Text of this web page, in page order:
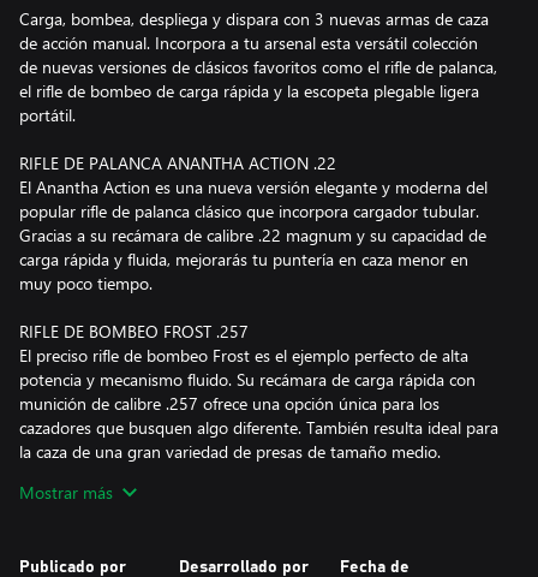
Carga, bombea, despliega y dispara con 3 nuevas armas de caza
de acción manual. Incorpora a tu arsenal esta versátil colección
de nuevas versiones de clásicos favoritos como el rifle de palanca,
el rifle de bombeo de carga rápida y la escopeta plegable ligera
portátil.
RIFLE DE PALANCA ANANTHA ACTION .22
El Anantha Action es una nueva versión elegante y moderna del
popular rifle de palanca clásico que incorpora cargador tubular.
Gracias a su recámara de calibre .22 magnum y su capacidad de
carga rápida y fluida, mejorarás tu puntería en caza menor en
muy poco tiempo.
RIFLE DE BOMBEO FROST .257
El preciso rifle de bombeo Frost es el ejemplo perfecto de alta
potencia y mecanismo fluido. Su recámara de carga rápida con
munición de calibre .257 ofrece una opción única para los
cazadores que busquen algo diferente. También resulta ideal para
la caza de una gran variedad de presas de tamaño medio.
ESCOPETA PLEGABLE GIDDINGS SSC .410 COYOTE
versátil y ligera a tu arsenal que te garantizará una buena
Mostrar más
Publicado por Desarrollado por
Fecha de